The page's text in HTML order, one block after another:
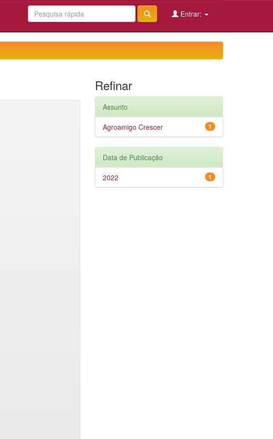
Entrar:
Refinar
Assunto
1
Agroamigo Crescer
Data de Publicação
1
2022